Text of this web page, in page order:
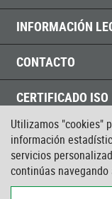
Utilizamos "cookies"
información
servicios
continúas
INFORMACIÓN
CONTACTO
CERTIFICADO ISO